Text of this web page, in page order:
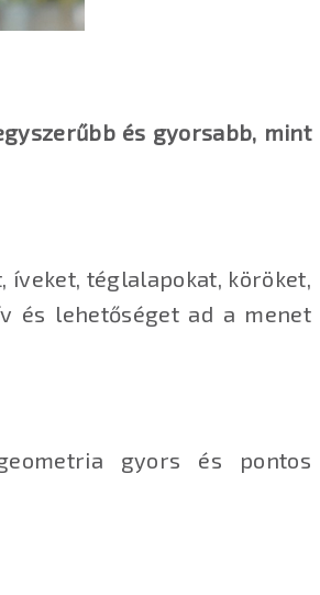
és gyorsabb, mint
téglalapokat, köröket,
és lehetőséget ad a menet
gyors és pontos